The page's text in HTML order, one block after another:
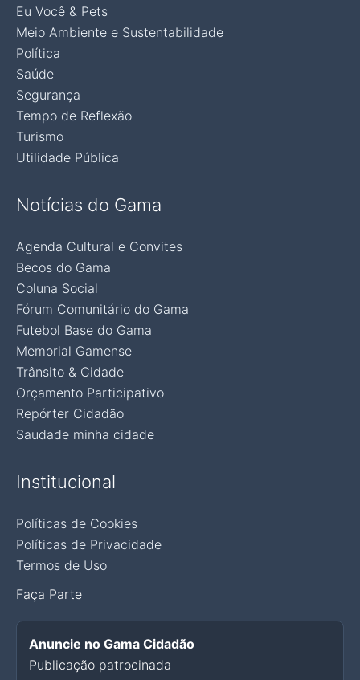
Eu Você & Pets
Meio Ambiente e Sustentabilidade
Política
Saúde
Segurança
Tempo de Reflexão
Turismo
Utilidade Pública
Notícias do Gama
Agenda Cultural e Convites
Becos do Gama
Coluna Social
Fórum Comunitário do Gama
Futebol Base do Gama
Memorial Gamense
Trânsito & Cidade
Orçamento Participativo
Repórter Cidadão
Saudade minha cidade
Institucional
Políticas de Cookies
Políticas de Privacidade
Termos de Uso
Faça Parte
Anuncie no Gama Cidadão
Publicação patrocinada